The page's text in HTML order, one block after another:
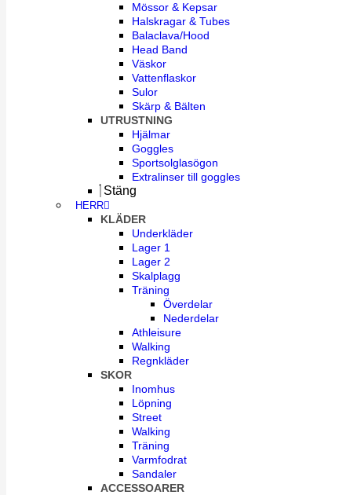
Mössor & Kepsar
Halskragar & Tubes
Balaclava/Hood
Head Band
Väskor
Vattenflaskor
Sulor
Skärp & Bälten
UTRUSTNING
Hjälmar
Goggles
Sportsolglasögon
Extralinser till goggles
Stäng
HERR
KLÄDER
Underkläder
Lager 1
Lager 2
Skalplagg
Träning
Överdelar
Nederdelar
Athleisure
Walking
Regnkläder
SKOR
Inomhus
Löpning
Street
Walking
Träning
Varmfodrat
Sandaler
ACCESSOARER